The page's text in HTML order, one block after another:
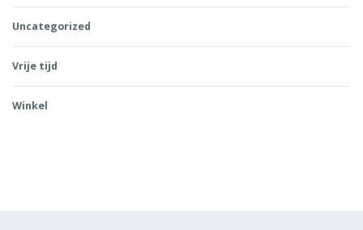
Uncategorized
Vrije tijd
Winkel